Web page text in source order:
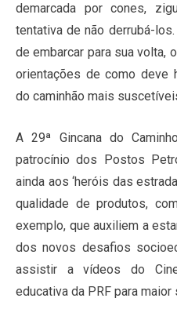
demarcada por cones,
tentativa de não derrubá-
de embarcar para sua volta,
orientações de como deve
do caminhão mais
A 29ª Gincana do
patrocínio dos Postos
ainda aos ‘heróis das
qualidade de produtos,
exemplo, que auxiliem a
dos novos desafios
assistir a vídeos do
educativa da PRF para maior